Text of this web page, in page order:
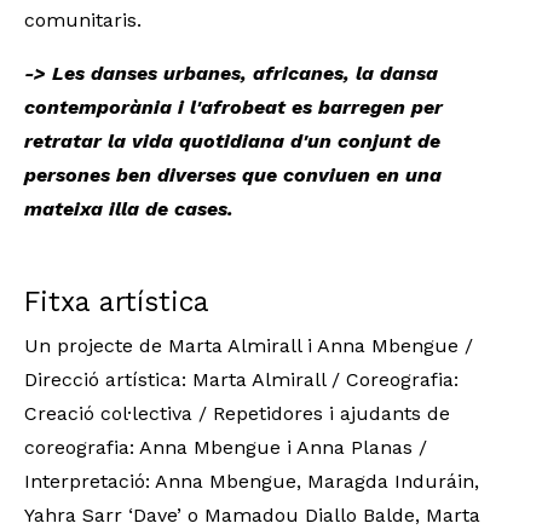
comunitaris.
-> Les danses urbanes, africanes, la dansa
contemporània i l'afrobeat es barregen per
retratar la vida quotidiana d'un conjunt de
persones ben diverses que conviuen en una
mateixa illa de cases.
Fitxa artística
Un projecte de Marta Almirall i Anna Mbengue /
Direcció artística: Marta Almirall / Coreografia:
Creació col·lectiva / Repetidores i ajudants de
coreografia: Anna Mbengue i Anna Planas /
Interpretació: Anna Mbengue, Maragda Induráin,
Yahra Sarr ‘Dave’ o Mamadou Diallo Balde, Marta